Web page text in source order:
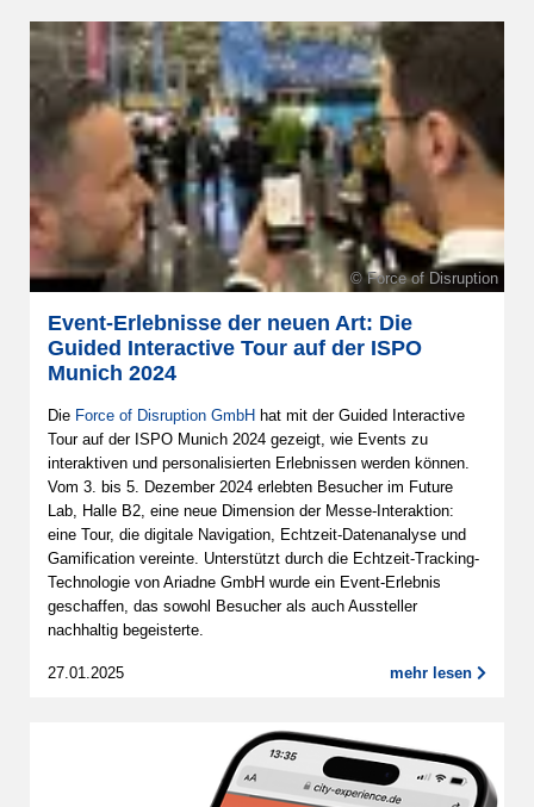
© Force of Disruption
Event-Erlebnisse der neuen Art: Die
Guided Interactive Tour auf der ISPO
Munich 2024
Die Force of Disruption GmbH hat mit der Guided Interactive
Tour auf der ISPO Munich 2024 gezeigt, wie Events zu
interaktiven und personalisierten Erlebnissen werden können.
Vom 3. bis 5. Dezember 2024 erlebten Besucher im Future
Lab, Halle B2, eine neue Dimension der Messe-Interaktion:
eine Tour, die digitale Navigation, Echtzeit-Datenanalyse und
Gamification vereinte. Unterstützt durch die Echtzeit-Tracking-
Technologie von Ariadne GmbH wurde ein Event-Erlebnis
geschaffen, das sowohl Besucher als auch Aussteller
nachhaltig begeisterte.
27.01.2025 mehr lesen